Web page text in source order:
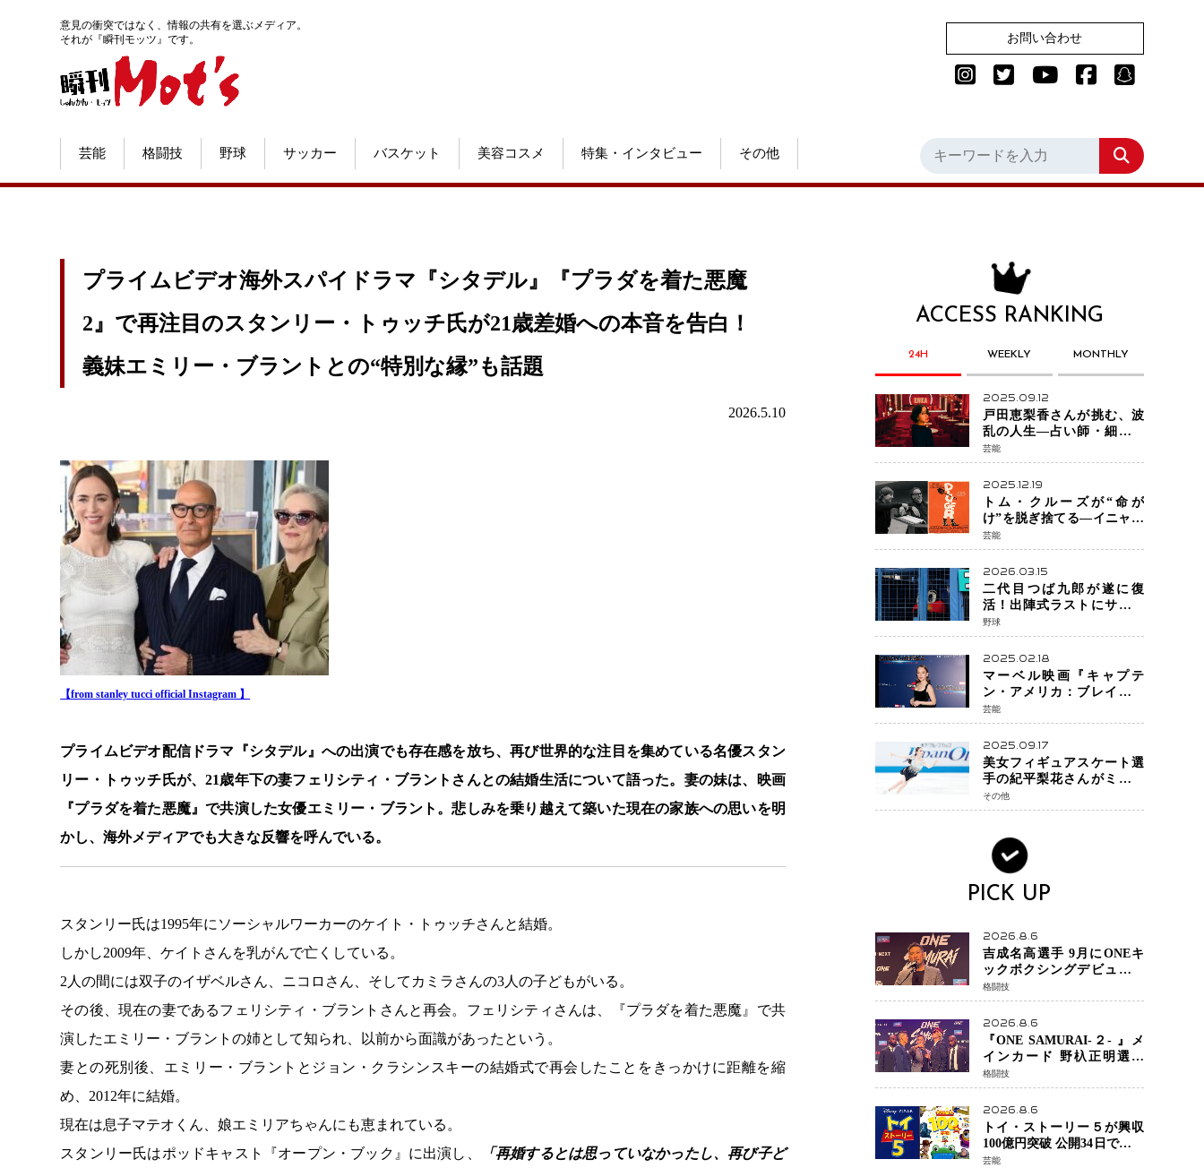
意見の衝突ではなく、情報の共有を選ぶメディア。
それが『瞬刊モッツ』です。
お問い合わせ
芸能 格闘技 野球 サッカー バスケット 美容コスメ 特集・インタビュー その他
プライムビデオ海外スパイドラマ『シタデル』『プラダを着た悪魔
2』で再注目のスタンリー・トゥッチ氏が21歳差婚への本音を告白！
義妹エミリー・ブラントとの“特別な縁”も話題
2026.5.10
【from stanley tucci official Instagram 】
プライムビデオ配信ドラマ『シタデル』への出演でも存在感を放ち、再び世界的な注目を集めている名優スタン
リー・トゥッチ氏が、21歳年下の妻フェリシティ・ブラントさんとの結婚生活について語った。妻の妹は、映画
『プラダを着た悪魔』で共演した女優エミリー・ブラント。悲しみを乗り越えて築いた現在の家族への思いを明
かし、海外メディアでも大きな反響を呼んでいる。
スタンリー氏は1995年にソーシャルワーカーのケイト・トゥッチさんと結婚。
しかし2009年、ケイトさんを乳がんで亡くしている。
2人の間には双子のイザベルさん、ニコロさん、そしてカミラさんの3人の子どもがいる。
その後、現在の妻であるフェリシティ・ブラントさんと再会。フェリシティさんは、『プラダを着た悪魔』で共
演したエミリー・ブラントの姉として知られ、以前から面識があったという。
妻との死別後、エミリー・ブラントとジョン・クラシンスキーの結婚式で再会したことをきっかけに距離を縮
め、2012年に結婚。
現在は息子マテオくん、娘エミリアちゃんにも恵まれている。
スタンリー氏はポッドキャスト『オープン・ブック』に出演し、
「再婚するとは思っていなかったし、再び子ど
ACCESS RANKING
24H WEEKLY MONTHLY
2025.09.12
戸田恵梨香さんが挑む、波
乱の人生―占い師・細木数
子をNetflixで実写化
芸能
2025.12.19
トム・クルーズが“命が
け”を脱ぎ捨てる―イニャリ
トゥ監督と挑む前代未聞の
大惨事コメディ「DIGGER
ディガー」始動
芸能
2026.03.15
二代目つば九郎が遂に復
活！出陣式ラストにサプラ
イズ登場で神宮が歓喜
野球
2025.02.18
マーベル映画『キャプテ
ン・アメリカ：ブレイブ・
ニュー・ワールド』 新ブラ
ック・ウィドウ役のシラ・
ハースとは！？
芸能
2025.09.17
美女フィギュアスケート選
手の紀平梨花さんがミラノ
五輪出場断念 中部選手権欠
場を発表「安全最優先の判
その他
PICK UP
2026.8.6
吉成名高選手 9月にONEキ
ックボクシングデビュー決
定 チャトリCEOがサプライ
ズ発表 2カ月連続参戦へ
格闘技
2026.8.6
『ONE SAMURAI-２- 』メ
インカード 野杁正明選手
「彼を倒して勝つ」 リウ・
メンヤンとの因縁に決着へ
再起を懸けたONEフェザー
級トーナメント初戦
格闘技
2026.8.6
トイ・ストーリー５が興収
100億円突破 公開34日でピク
サー作品 史上最速 日本歴代
芸能